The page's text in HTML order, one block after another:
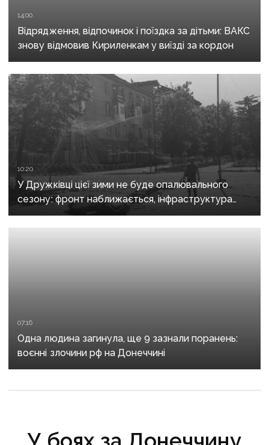
14:00
Відрядження, відпочинок і поїздка за дітьми: ВАКС
знову відмовив Кириленкам у виїзді за кордон
10:20
У Дружківці цієї зими не буде опалювального
сезону: фронт наближається, інфраструктура
критично зруйнована
07:16
Одна людина загинула, ще 9 зазнали поранень:
воєнні злочини рф на Донеччині